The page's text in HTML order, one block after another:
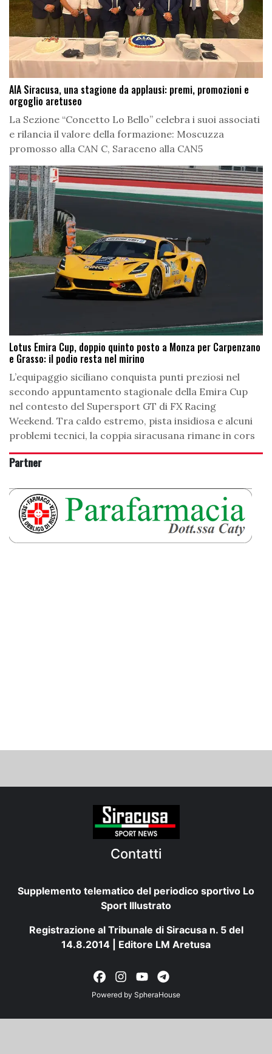
AIA Siracusa, una stagione da applausi: premi, promozioni e
orgoglio aretuseo
La Sezione “Concetto Lo Bello” celebra i suoi associati
e rilancia il valore della formazione: Moscuzza
promosso alla CAN C, Saraceno alla CAN5
Lotus Emira Cup, doppio quinto posto a Monza per Carpenzano
e Grasso: il podio resta nel mirino
L’equipaggio siciliano conquista punti preziosi nel
secondo appuntamento stagionale della Emira Cup
nel contesto del Supersport GT di FX Racing
Weekend. Tra caldo estremo, pista insidiosa e alcuni
problemi tecnici, la coppia siracusana rimane in cors
Partner
Contatti
Supplemento telematico del periodico sportivo Lo
Sport Illustrato
Registrazione al Tribunale di Siracusa n. 5 del
14.8.2014 | Editore LM Aretusa
Powered by SpheraHouse